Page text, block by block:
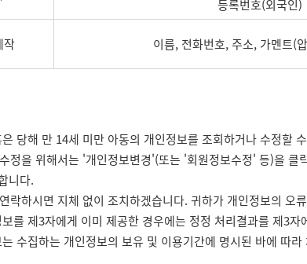
등록번호(외국인)
작 이름, 전화번호, 주소, 가멘트(
당해 만 14세 미만 아동의 개인정보를 조회하거나 수정할
정을 위해서는 '개인정보변경'(또는 '회원정보수정' 등)을
니다.
하시면 지체 없이 조치하겠습니다. 귀하가 개인정보의 오
를 제3자에게 이미 제공한 경우에는 정정 처리결과를 제3
수집하는 개인정보의 보유 및 이용기간에 명시된 바에 따